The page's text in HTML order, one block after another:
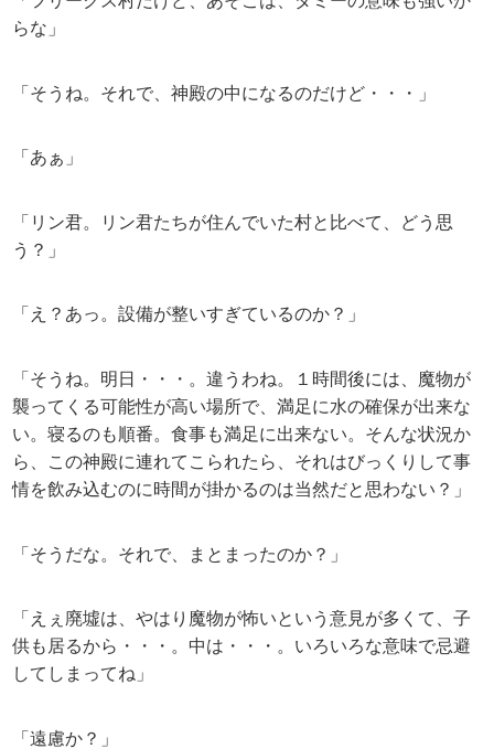
らな」
「そうね。それで、神殿の中になるのだけど・・・」
「あぁ」
「リン君。リン君たちが住んでいた村と比べて、どう思
う？」
「え？あっ。設備が整いすぎているのか？」
「そうね。明日・・・。違うわね。１時間後には、魔物が
襲ってくる可能性が高い場所で、満足に水の確保が出来な
い。寝るのも順番。食事も満足に出来ない。そんな状況か
ら、この神殿に連れてこられたら、それはびっくりして事
情を飲み込むのに時間が掛かるのは当然だと思わない？」
「そうだな。それで、まとまったのか？」
「えぇ廃墟は、やはり魔物が怖いという意見が多くて、子
供も居るから・・・。中は・・・。いろいろな意味で忌避
してしまってね」
「遠慮か？」